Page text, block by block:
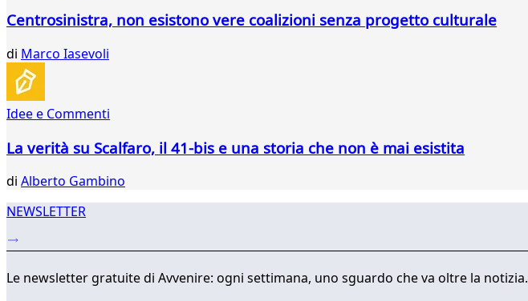
Centrosinistra, non esistono vere coalizioni senza progetto culturale
di Marco Iasevoli
Idee e Commenti
La verità su Scalfaro, il 41-bis e una storia che non è mai esistita
di Alberto Gambino
NEWSLETTER
Le newsletter gratuite di Avvenire: ogni settimana, uno sguardo che va oltre la notizia.